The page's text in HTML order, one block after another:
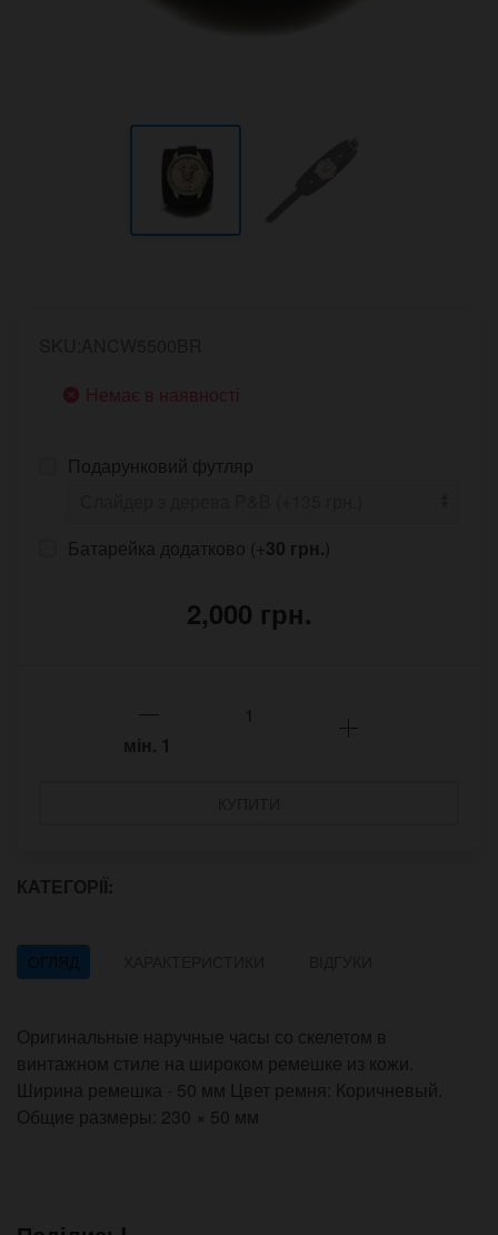
Немає в наявності
Подарунковий футляр
Батарейка додатково (+30 грн.)
2,000 грн.
мін. 1
КАТЕГОРІЇ:
ОГЛЯД
Оригинальные наручные часы со скелетом в
винтажном стиле на широком ремешке из кожи.
Ширина ремешка - 50 мм Цвет ремня: Коричневый.
Общие размеры: 230 × 50 мм